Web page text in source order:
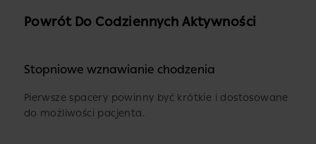
Powrót Do Codziennych Aktywności
Stopniowe wznawianie chodzenia
Pierwsze spacery powinny być krótkie i dostosowane
do możliwości pacjenta.